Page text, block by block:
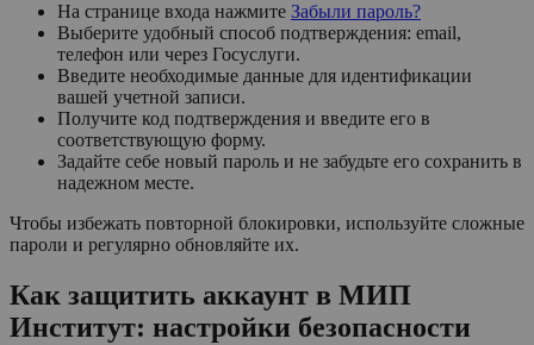
На странице входа нажмите Забыли пароль?
Выберите удобный способ подтверждения: email,
телефон или через Госуслуги.
Введите необходимые данные для идентификации
вашей учетной записи.
Получите код подтверждения и введите его в
соответствующую форму.
Задайте себе новый пароль и не забудьте его сохранить в
надежном месте.
Чтобы избежать повторной блокировки, используйте сложные
пароли и регулярно обновляйте их.
Как защитить аккаунт в МИП
Институт: настройки безопасности